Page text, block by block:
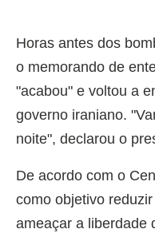
Horas antes dos
o memorando de
"acabou" e voltou a
governo iraniano.
noite", declarou o
De acordo com o
como objetivo
ameaçar a liberdade